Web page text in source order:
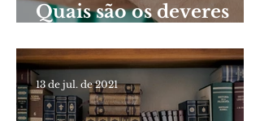
Quais são os deveres
públicos?
13 de jul. de 2021